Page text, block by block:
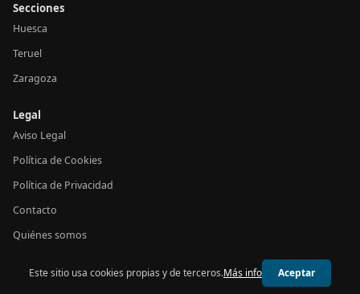
Secciones
Huesca
Teruel
Zaragoza
Legal
Aviso Legal
Política de Cookies
Política de Privacidad
Contacto
Quiénes somos
© 2026 24h Aragón
Este sitio usa cookies propias y de terceros.Más info Aceptar